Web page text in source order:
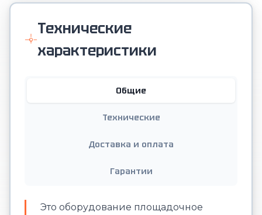
Технические
характеристики
Общие
Технические
Доставка и оплата
Гарантии
Это оборудование площадочное